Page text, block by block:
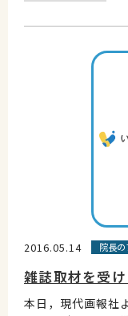
2016.05.14 院長
雑誌取材を受け
本日，現代画報社